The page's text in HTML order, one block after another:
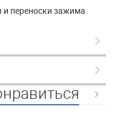
переноски зажима.